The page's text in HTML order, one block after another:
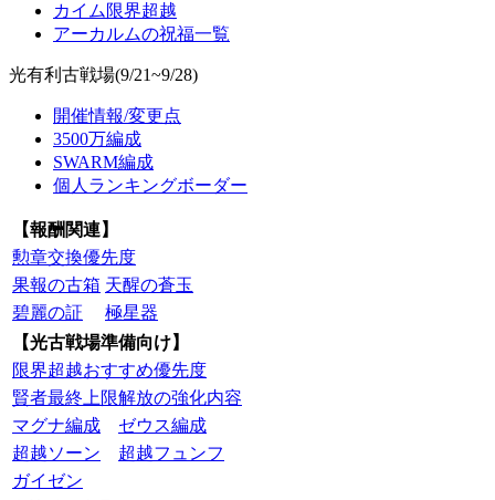
カイム限界超越
アーカルムの祝福一覧
光有利古戦場(9/21~9/28)
開催情報/変更点
3500万編成
SWARM編成
個人ランキングボーダー
【報酬関連】
勲章交換優先度
果報の古箱 天醒の蒼玉
碧麗の証
極星器
【光古戦場準備向け】
限界超越おすすめ優先度
賢者最終上限解放の強化内容
マグナ編成
ゼウス編成
超越ソーン
超越フュンフ
ガイゼン